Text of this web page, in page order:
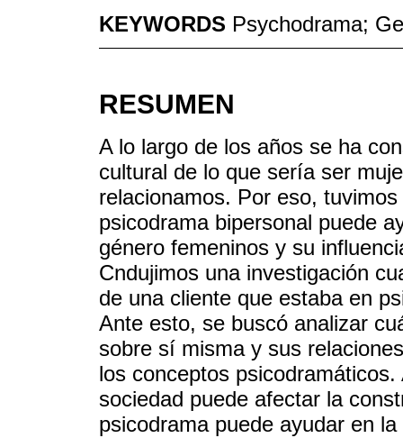
KEYWORDS Psychodrama;
RESUMEN
A lo largo de los años se ha
cultural de lo que sería ser
relacionamos. Por eso,
psicodrama bipersonal puede
género femeninos y su
Cndujimos una investigación
de una cliente que estaba en
Ante esto, se buscó analizar
sobre sí misma y sus
los conceptos
sociedad puede afectar la
psicodrama puede ayudar en